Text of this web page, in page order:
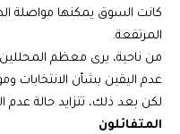
كانت السوق يمكنها مواصلة
المرتفعة.
من ناحية، يرى معظم
لكن بعد ذلك، تتزايد حالة
المتفائلون